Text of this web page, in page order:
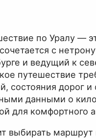
по Уралу —
с
и ведущий к
путешествие
состояния дорог
данными о
для комфортного
выбирать